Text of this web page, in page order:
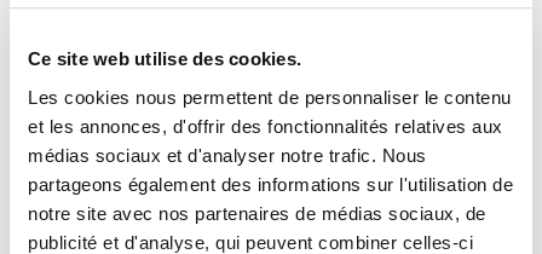
Ce site web utilise des cookies.
Les cookies nous permettent de personnaliser le contenu
et les annonces, d'offrir des fonctionnalités relatives aux
médias sociaux et d'analyser notre trafic. Nous
partageons également des informations sur l'utilisation de
notre site avec nos partenaires de médias sociaux, de
publicité et d'analyse, qui peuvent combiner celles-ci
Les chroniques d'Anne-Marie
,Romans
Suggestions de
lecture
anne-marie bilodeau
Libre de lire
Maggie Nelson roman
Sous-Sol